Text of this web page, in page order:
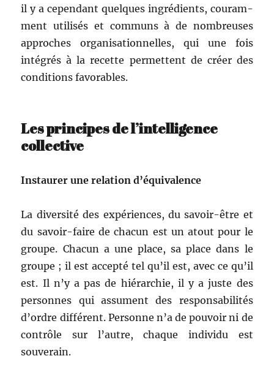
il y a cepen­dant quelques ingré­di­ents, couram­
ment util­isés et com­muns à de nom­breuses
approches organ­i­sa­tion­nelles, qui une fois
inté­grés à la recette per­me­t­tent de créer des
con­di­tions favorables.
Les principes de l’intelligence
collective
Instau­r­er une rela­tion d’équivalence
La diver­sité des expéri­ences, du savoir-être et
du savoir-faire de cha­cun est un atout pour le
groupe. Cha­cun a une place, sa place dans le
groupe ; il est accep­té tel qu’il est, avec ce qu’il
est. Il n’y a pas de hiérar­chie, il y a juste des
per­son­nes qui assu­ment des respon­s­abil­ités
d’ordre dif­férent. Per­son­ne n’a de pou­voir ni de
con­trôle sur l’autre, chaque indi­vidu est
souverain.